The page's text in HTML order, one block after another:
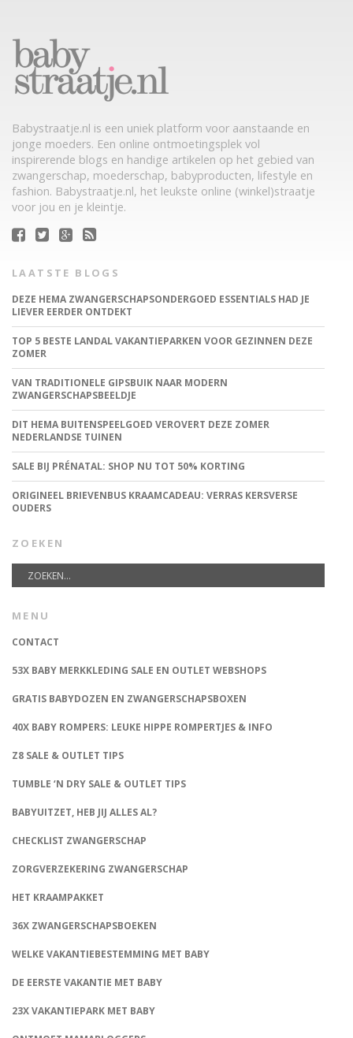
Babystraatje.nl is een uniek platform voor aanstaande en
jonge moeders. Een online ontmoetingsplek vol
inspirerende blogs en handige artikelen op het gebied van
zwangerschap, moederschap, babyproducten, lifestyle en
fashion. Babystraatje.nl, het leukste online (winkel)straatje
voor jou en je kleintje.
LAATSTE BLOGS
DEZE HEMA ZWANGERSCHAPSONDERGOED ESSENTIALS HAD JE
LIEVER EERDER ONTDEKT
TOP 5 BESTE LANDAL VAKANTIEPARKEN VOOR GEZINNEN DEZE
ZOMER
VAN TRADITIONELE GIPSBUIK NAAR MODERN
ZWANGERSCHAPSBEELDJE
DIT HEMA BUITENSPEELGOED VEROVERT DEZE ZOMER
NEDERLANDSE TUINEN
SALE BIJ PRÉNATAL: SHOP NU TOT 50% KORTING
ORIGINEEL BRIEVENBUS KRAAMCADEAU: VERRAS KERSVERSE
OUDERS
ZOEKEN
MENU
CONTACT
53X BABY MERKKLEDING SALE EN OUTLET WEBSHOPS
GRATIS BABYDOZEN EN ZWANGERSCHAPSBOXEN
40X BABY ROMPERS: LEUKE HIPPE ROMPERTJES & INFO
Z8 SALE & OUTLET TIPS
TUMBLE ‘N DRY SALE & OUTLET TIPS
BABYUITZET, HEB JIJ ALLES AL?
CHECKLIST ZWANGERSCHAP
ZORGVERZEKERING ZWANGERSCHAP
HET KRAAMPAKKET
36X ZWANGERSCHAPSBOEKEN
WELKE VAKANTIEBESTEMMING MET BABY
DE EERSTE VAKANTIE MET BABY
23X VAKANTIEPARK MET BABY